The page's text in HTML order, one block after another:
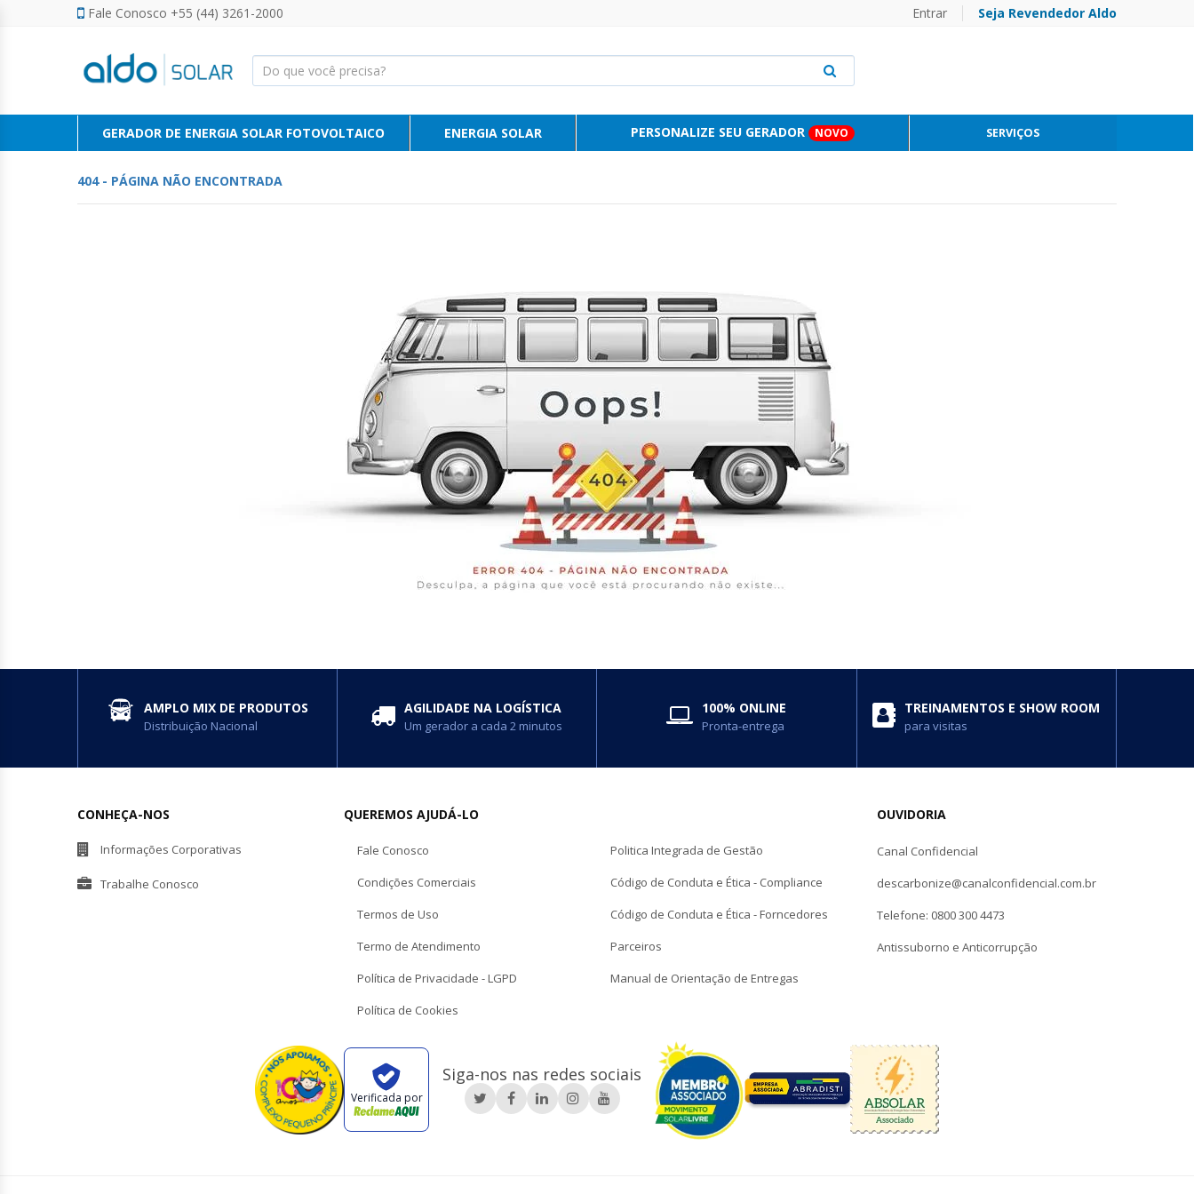
GERADOR DE ENERGIA SOLAR
FOTOVOLTAICO
ENERGIA
FINANCIAMENTO ENERGIA SOLAR
CALCULADORA SOLAR
VENDA DIRETA
FINANCIAMENTO ENERGIA SOLAR
CALCULADORA SOLAR
VENDA DIRETA
Fale Conosco +55 (44) 3261-2000 Entrar Seja Revendedor Aldo
GERADOR DE ENERGIA SOLAR FOTOVOLTAICO ENERGIA SOLAR PERSONALIZE SEU GERADOR NOVO SERVIÇOS
404 - PÁGINA NÃO ENCONTRADA
AMPLO MIX DE PRODUTOS
Distribuição Nacional
AGILIDADE NA LOGÍSTICA
Um gerador a cada 2 minutos
100% ONLINE
Pronta-entrega
TREINAMENTOS E SHOW ROOM
para visitas
CONHEÇA-NOS
Informações Corporativas
Trabalhe Conosco
QUEREMOS AJUDÁ-LO
Fale Conosco
Condições Comerciais
Termos de Uso
Termo de Atendimento
Política de Privacidade - LGPD
Política de Cookies
Politica Integrada de Gestão
Código de Conduta e Ética - Compliance
Código de Conduta e Ética - Forncedores
Parceiros
Manual de Orientação de Entregas
OUVIDORIA
Canal Confidencial
descarbonize@canalconfidencial.com.br
Telefone: 0800 300 4473
Antissuborno e Anticorrupção
Verificada por
Siga-nos nas redes sociais